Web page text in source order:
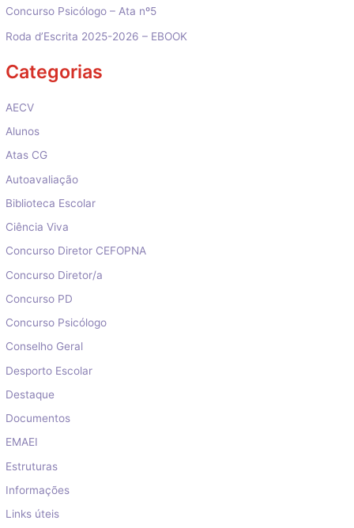
Concurso Psicólogo – Ata nº5
Roda d’Escrita 2025-2026 – EBOOK
Categorias
AECV
Alunos
Atas CG
Autoavaliação
Biblioteca Escolar
Ciência Viva
Concurso Diretor CEFOPNA
Concurso Diretor/a
Concurso PD
Concurso Psicólogo
Conselho Geral
Desporto Escolar
Destaque
Documentos
EMAEI
Estruturas
Informações
Links úteis